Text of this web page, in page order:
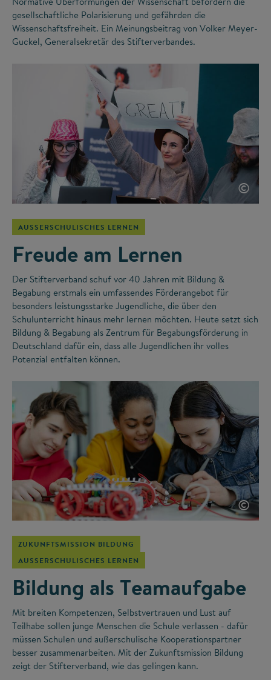
gesellschaftliche Polarisierung und gefährden die
Wissenschaftsfreiheit. Ein Meinungsbeitrag von Volker Meyer-
Guckel, Generalsekretär des Stifterverbandes.
©
AUSSERSCHULISCHES LERNEN
Freude am Lernen
Der Stifterverband schuf vor 40 Jahren mit Bildung &
Begabung erstmals ein umfassendes Förderangebot für
besonders leistungsstarke Jugendliche, die über den
Schulunterricht hinaus mehr lernen möchten. Heute setzt sich
Bildung & Begabung als Zentrum für Begabungsförderung in
Deutschland dafür ein, dass alle Jugendlichen ihr volles
Potenzial entfalten können.
©
ZUKUNFTSMISSION BILDUNG
AUSSERSCHULISCHES LERNEN
Bildung als Teamaufgabe
Mit breiten Kompetenzen, Selbstvertrauen und Lust auf
Teilhabe sollen junge Menschen die Schule verlassen - dafür
müssen Schulen und außerschulische Kooperationspartner
besser zusammenarbeiten. Mit der Zukunftsmission Bildung
zeigt der Stifterverband, wie das gelingen kann.